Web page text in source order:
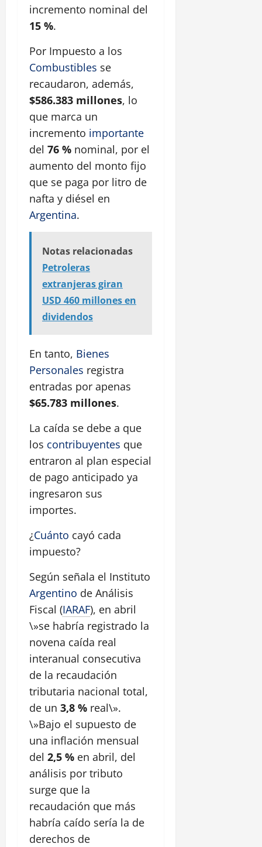
incremento nominal del
15 %.
Por Impuesto a los
Combustibles se
recaudaron, además,
$586.383 millones, lo
que marca un
incremento importante
del 76 % nominal, por el
aumento del monto fijo
que se paga por litro de
nafta y diésel en
Argentina.
Notas relacionadas
Petroleras
extranjeras giran
USD 460 millones en
dividendos
En tanto, Bienes
Personales registra
entradas por apenas
$65.783 millones.
La caída se debe a que
los contribuyentes que
entraron al plan especial
de pago anticipado ya
ingresaron sus
importes.
¿Cuánto cayó cada
impuesto?
Según señala el Instituto
Argentino de Análisis
Fiscal (IARAF), en abril
\»se habría registrado la
novena caída real
interanual consecutiva
de la recaudación
tributaria nacional total,
de un 3,8 % real\».
\»Bajo el supuesto de
una inflación mensual
del 2,5 % en abril, del
análisis por tributo
surge que la
recaudación que más
habría caído sería la de
derechos de